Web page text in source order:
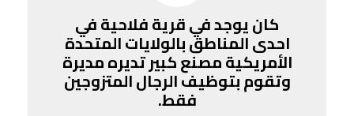
كان يوجد في قرية فلاحية في
احدى المناطق بالولايات المتحدة
الأمريكية مصنع كبير تديره مديرة
وتقوم بتوظيف الرجال المتزوجين
فقط.